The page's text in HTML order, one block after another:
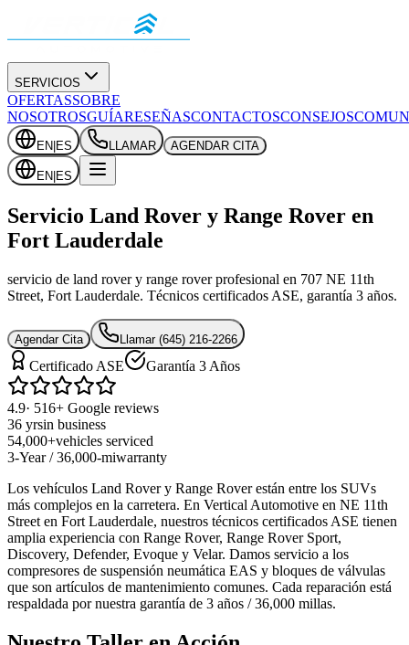
SERVICIOS
OFERTASSOBRE
NOSOTROSGUÍARESEÑASCONTACTOSCONSEJOS
EN ES LLAMAR AGENDAR CITA
EN ES
Servicio Land Rover y Range Rover en
Fort Lauderdale
servicio de land rover y range rover profesional en 707 NE 11th
Street, Fort Lauderdale. Técnicos certificados ASE, garantía 3 años.
Agendar Cita Llamar (645) 216-2266
Certificado ASE Garantía 3 Años
4.9· 516+ Google reviews
36 yrsin business
54,000+vehicles serviced
3-Year / 36,000-miwarranty
Los vehículos Land Rover y Range Rover están entre los SUVs
más complejos en la carretera. En Vertical Automotive en NE 11th
Street en Fort Lauderdale, nuestros técnicos certificados ASE tienen
amplia experiencia con Range Rover, Range Rover Sport,
Discovery, Defender, Evoque y Velar. Damos servicio a los
compresores de suspensión neumática EAS y bloques de válvulas
que son artículos de mantenimiento comunes. Cada reparación está
respaldada por nuestra garantía de 3 años / 36,000 millas.